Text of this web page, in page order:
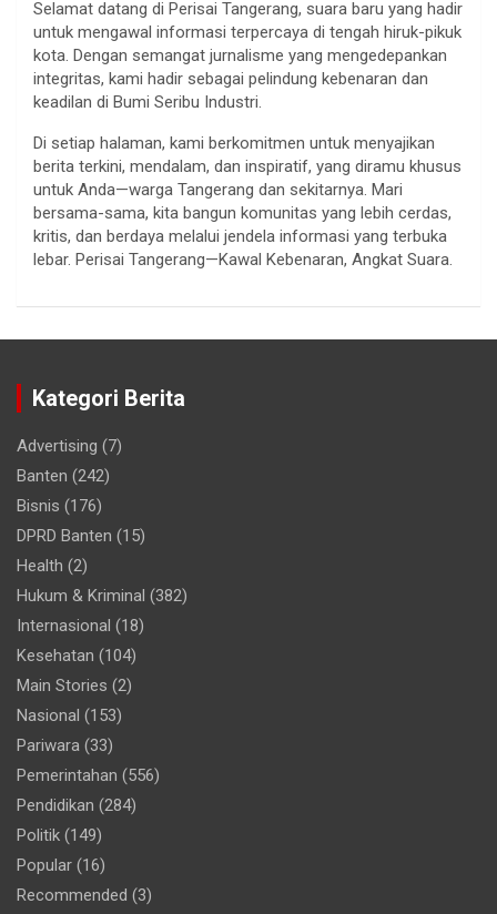
Selamat datang di Perisai Tangerang, suara baru yang hadir
untuk mengawal informasi terpercaya di tengah hiruk-pikuk
kota. Dengan semangat jurnalisme yang mengedepankan
integritas, kami hadir sebagai pelindung kebenaran dan
keadilan di Bumi Seribu Industri.
Di setiap halaman, kami berkomitmen untuk menyajikan
berita terkini, mendalam, dan inspiratif, yang diramu khusus
untuk Anda—warga Tangerang dan sekitarnya. Mari
bersama-sama, kita bangun komunitas yang lebih cerdas,
kritis, dan berdaya melalui jendela informasi yang terbuka
lebar. Perisai Tangerang—Kawal Kebenaran, Angkat Suara.
Kategori Berita
Advertising (7)
Banten (242)
Bisnis (176)
DPRD Banten (15)
Health (2)
Hukum & Kriminal (382)
Internasional (18)
Kesehatan (104)
Main Stories (2)
Nasional (153)
Pariwara (33)
Pemerintahan (556)
Pendidikan (284)
Politik (149)
Popular (16)
Recommended (3)